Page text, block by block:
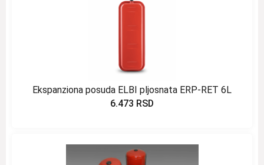
Ekspanziona posuda ELBI pljosnata ERP-RET 6L
6.473 RSD